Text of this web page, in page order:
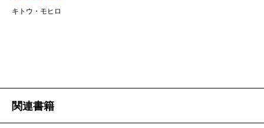
キトウ・モヒロ
関連書籍